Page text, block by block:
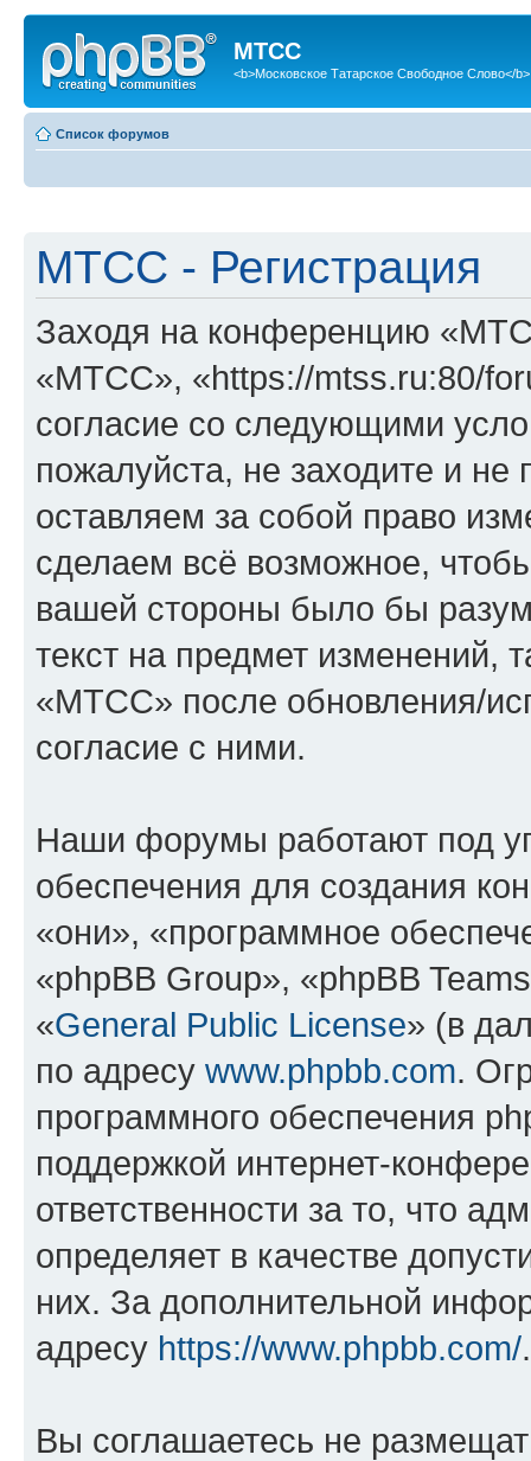
МТСС
<b>Московское Татарское Свободное Слово</b>
Список форумов
МТСС - Регистрация
Заходя на конференцию
«МТСС», «https://mtss.ru:80/
согласие со следующими
пожалуйста, не заходите и
оставляем за собой право
сделаем всё возможное,
вашей стороны было бы
текст на предмет изменений,
«МТСС» после обновления/
согласие с ними.
Наши форумы работают под
обеспечения для создания
«они», «программное
«phpBB Group», «phpBB
«General Public License» (в
по адресу www.phpbb.com.
программного обеспечения
поддержкой интернет-
ответственности за то, что
определяет в качестве
них. За дополнительной
адресу https://www.phpbb.com/.
Вы соглашаетесь не